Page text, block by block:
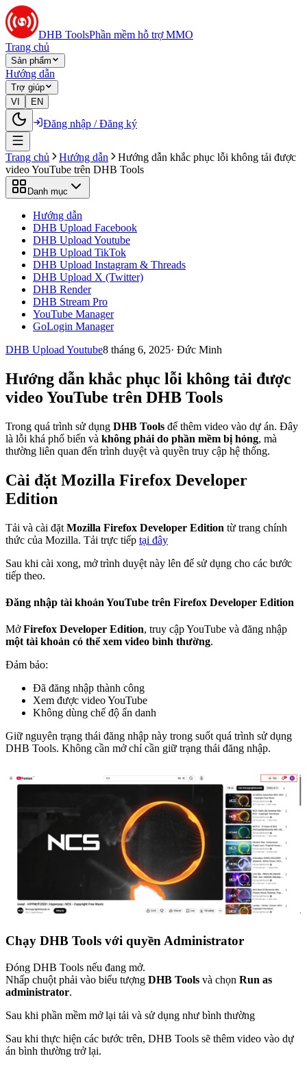
DHB ToolsPhần mềm hỗ trợ MMO
Trang chủ
Sản phẩm
Hướng dẫn
Trợ giúp
VI
EN
Đăng nhập / Đăng ký
Trang chủ Hướng dẫn
Hướng dẫn khắc phục lỗi không tải được
video YouTube trên DHB Tools
Danh mục
Hướng dẫn
DHB Upload Facebook
DHB Upload Youtube
DHB Upload TikTok
DHB Upload Instagram & Threads
DHB Upload X (Twitter)
DHB Render
DHB Stream Pro
YouTube Manager
GoLogin Manager
DHB Upload Youtube8 tháng 6, 2025· Đức Minh
Hướng dẫn khắc phục lỗi không tải được
video YouTube trên DHB Tools
Trong quá trình sử dụng DHB Tools để thêm video vào dự án. Đây
là lỗi khá phổ biến và không phải do phần mềm bị hỏng, mà
thường liên quan đến trình duyệt và quyền truy cập hệ thống.
Cài đặt Mozilla Firefox Developer
Edition
Tải và cài đặt Mozilla Firefox Developer Edition từ trang chính
thức của Mozilla. Tải trực tiếp tại đây
Sau khi cài xong, mở trình duyệt này lên để sử dụng cho các bước
tiếp theo.
Đăng nhập tài khoản YouTube trên Firefox Developer Edition
MởFirefox Developer Edition, truy cập YouTube và đăng nhập
một tài khoản có thể xem video bình thường.
Đảm bảo:
Đã đăng nhập thành công
Xem được video YouTube
Không dùng chế độ ẩn danh
Giữ nguyên trạng thái đăng nhập này trong suốt quá trình sử dụng
DHB Tools. Không cần mở chỉ cần giữ trạng thái đăng nhập.
Chạy DHB Tools với quyền Administrator
Đóng DHB Tools nếu đang mở.
Nhấp chuột phải vào biểu tượng DHB Tools và chọn Run as
administrator.
Sau khi phần mềm mở lại tải và sử dụng như bình thường
Sau khi thực hiện các bước trên, DHB Tools sẽ thêm video vào dự
án bình thường trở lại.